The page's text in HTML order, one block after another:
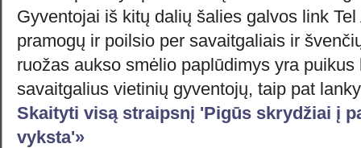
Gyventojai iš kitų dalių šalies galvos link
pramogų ir poilsio per savaitgaliais ir
ruožas aukso smėlio paplūdimys yra
savaitgalius vietinių gyventojų, taip pat
Skaityti visą straipsnį 'Pigūs skrydžiai į
vyksta'»